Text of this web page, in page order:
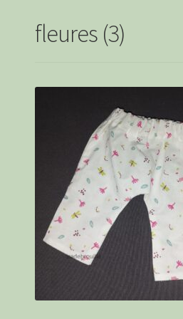
fleures (3)